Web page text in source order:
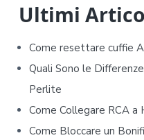
d
e
b
a
r
Ultimi
Come resettare cuffie
Quali Sono le
Perlite
Come Collegare RCA a
Come Bloccare un